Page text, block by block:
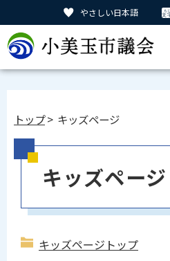
やさしい日本語
トップ> キッズページ
キッズページ
キッズページトップ